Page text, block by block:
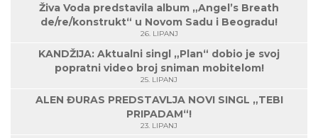
Živa Voda predstavila album „Angel’s Breath
de/re/konstrukt“ u Novom Sadu i Beogradu!
26. LIPANJ
KANDŽIJA: Aktualni singl „Plan“ dobio je svoj
popratni video broj sniman mobitelom!
25. LIPANJ
ALEN ĐURAS PREDSTAVLJA NOVI SINGL „TEBI
PRIPADAM“!
23. LIPANJ